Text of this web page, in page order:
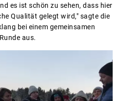
es ist schön zu sehen, dass hier
Qualität gelegt wird," sagte die
bei einem gemeinsamen
aus.